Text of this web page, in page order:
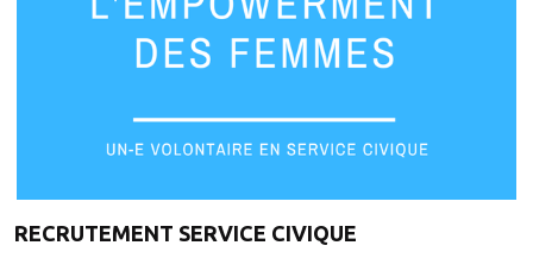
RECRUTEMENT SERVICE CIVIQUE